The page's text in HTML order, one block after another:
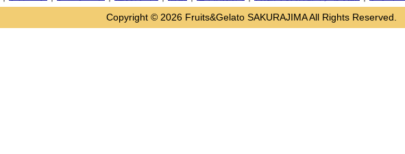
Copyright © 2026 Fruits&Gelato SAKURAJIMA All Rights Reserved.